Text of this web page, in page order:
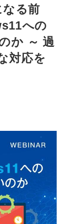
る前
への
か ～ 過
対応を